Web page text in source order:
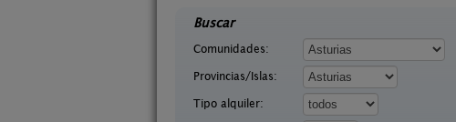
Buscar
Comunidades:
Provincias/Islas:
Tipo alquiler: